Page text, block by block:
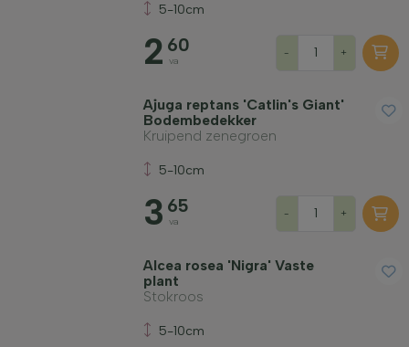
5-10cm
2 60
va
- +
Ajuga reptans 'Catlin's Giant'
Bodembedekker
Kruipend zenegroen
5-10cm
3 65
va
- +
Alcea rosea 'Nigra' Vaste
plant
Stokroos
5-10cm